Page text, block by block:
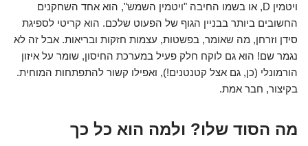
ויטמין D, או בשמו החיבה "ויטמין השמש", הוא אחד השחקנים
החשובים ביותר בבניין הגוף של הפעוט שלכם. הוא קריטי לספיגת
סידן וזרחן, מה שאומר, בפשטות, עצמות חזקות ובריאות. אבל זה לא
נגמר שם! הוא גם לוקח חלק פעיל במערכת החיסון, שומר על איזון
הורמונלי (כן, גם אצל קטנטנים!), ואפילו קשור להתפתחות המוחית.
בקיצור, חבר אמת.
מה הסוד שלו? ולמה הוא כל כך